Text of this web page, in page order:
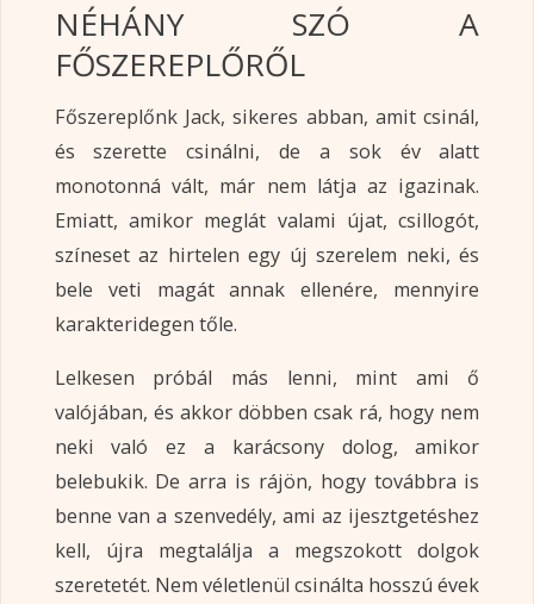
NÉHÁNY SZÓ A
FŐSZEREPLŐRŐL
Főszereplőnk Jack, sikeres abban, amit csinál,
és szerette csinálni, de a sok év alatt
monotonná vált, már nem látja az igazinak.
Emiatt, amikor meglát valami újat, csillogót,
színeset az hirtelen egy új szerelem neki, és
bele veti magát annak ellenére, mennyire
karakteridegen tőle.
Lelkesen próbál más lenni, mint ami ő
valójában, és akkor döbben csak rá, hogy nem
neki való ez a karácsony dolog, amikor
belebukik. De arra is rájön, hogy továbbra is
benne van a szenvedély, ami az ijesztgetéshez
kell, újra megtalálja a megszokott dolgok
szeretetét. Nem véletlenül csinálta hosszú évek